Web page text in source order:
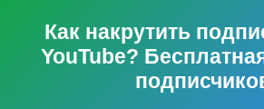
Как накрутить
YouTube?